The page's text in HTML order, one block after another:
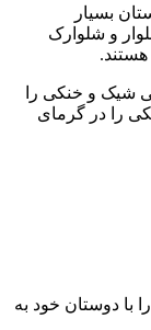
بسیار
و شلوارک
شیک و خنکی را
را در گرمای
با دوستان خود به